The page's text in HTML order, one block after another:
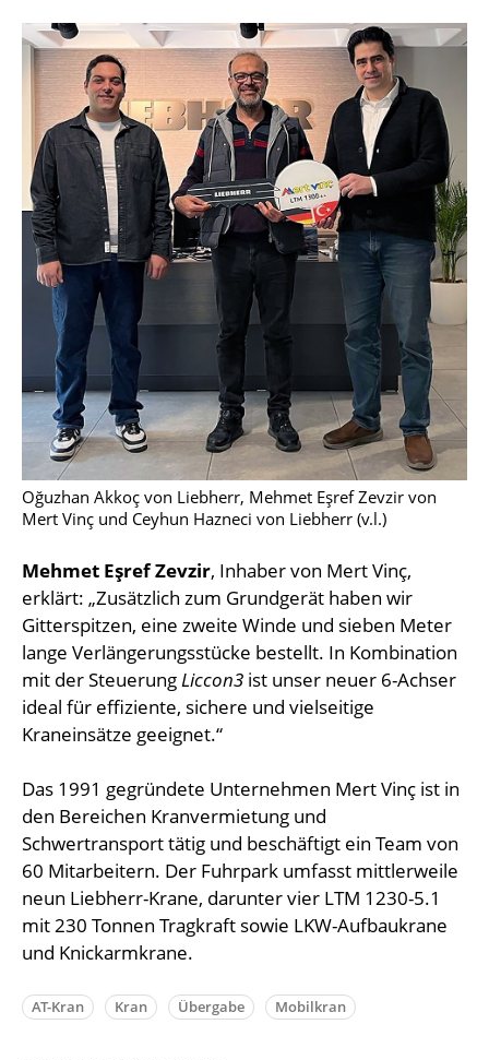
Oğuzhan Akkoç von Liebherr, Mehmet Eşref Zevzir von
Mert Vinç und Ceyhun Hazneci von Liebherr (v.l.)
Mehmet Eşref Zevzir, Inhaber von Mert Vinç,
erklärt: „Zusätzlich zum Grundgerät haben wir
Gitterspitzen, eine zweite Winde und sieben Meter
lange Verlängerungsstücke bestellt. In Kombination
mit der SteuerungLiccon3 ist unser neuer 6-Achser
ideal für effiziente, sichere und vielseitige
Kraneinsätze geeignet.“
Das 1991 gegründete Unternehmen Mert Vinç ist in
den Bereichen Kranvermietung und
Schwertransport tätig und beschäftigt ein Team von
60 Mitarbeitern. Der Fuhrpark umfasst mittlerweile
neun Liebherr-Krane, darunter vier LTM 1230-5.1
mit 230 Tonnen Tragkraft sowie LKW-Aufbaukrane
und Knickarmkrane.
AT-Kran Kran Übergabe Mobilkran